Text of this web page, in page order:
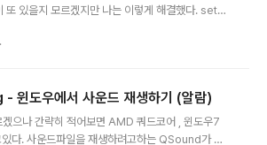
또 있을지 모르겠지만 나는 이렇게 해결했다. setW
Qt::T
도우에서 사운드 재생하기 (알람)
으나 간략히 적어보면 AMD 쿼드코어 , 윈도우7
다. 사운드파일을 재생하려고하는 QSound가 작